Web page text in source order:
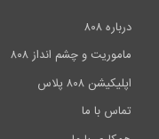
درباره ۸۰۸
ماموریت و چشم انداز ۸۰۸
اپلیکیشن ۸۰۸ پلاس
تماس با ما